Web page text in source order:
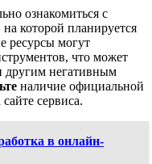
ознакомиться с
которой планируется
ресурсы могут
что может
другим негативным
наличие официальной
сервиса.
в онлайн-